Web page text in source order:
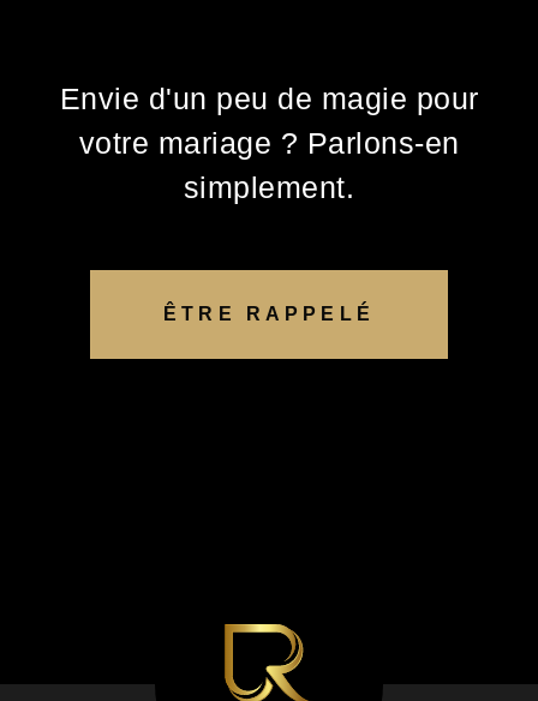
Envie d'un peu de magie pour
votre mariage ? Parlons-en
simplement.
ÊTRE RAPPELÉ